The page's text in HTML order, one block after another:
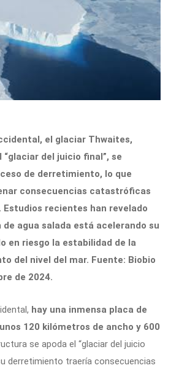
el glaciar Thwaites,
del juicio final”, se
de derretimiento, lo que
consecuencias catastróficas
Estudios recientes han revelado
agua salada está acelerando su
en riesgo la estabilidad de la
del nivel del mar. Fuente: Biobio
de 2024.
hay una inmensa placa de
120 kilómetros de ancho y 600
se apoda el “glaciar del juicio
derretimiento traería consecuencias